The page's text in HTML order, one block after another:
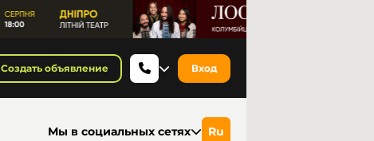
Создать объявление Вход
Мы в социальных сетях Ru